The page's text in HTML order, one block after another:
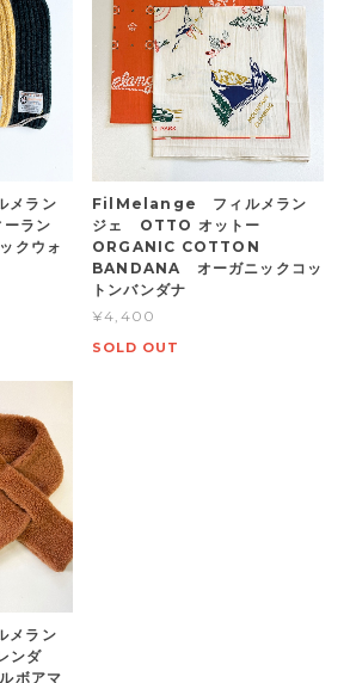
ラン
ーラン
クウォ
FilMelange フィルメラン
ジェ OTTO オットー
ORGANIC COTTON
BANDANA オーガニックコッ
トンバンダナ
¥4,400
SOLD OUT
ラン
ンダ
ボアマ